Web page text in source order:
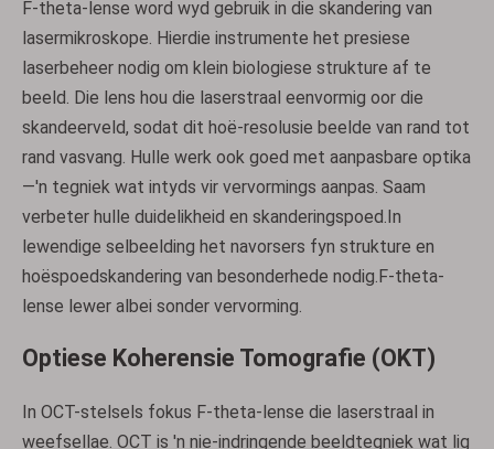
F-theta-lense word wyd gebruik in die skandering van
lasermikroskope. Hierdie instrumente het presiese
laserbeheer nodig om klein biologiese strukture af te
beeld. Die lens hou die laserstraal eenvormig oor die
skandeerveld, sodat dit hoë-resolusie beelde van rand tot
rand vasvang. Hulle werk ook goed met aanpasbare optika
—'n tegniek wat intyds vir vervormings aanpas. Saam
verbeter hulle duidelikheid en skanderingspoed.In
lewendige selbeelding het navorsers fyn strukture en
hoëspoedskandering van besonderhede nodig.F-theta-
lense lewer albei sonder vervorming.
Optiese Koherensie Tomografie (OKT)
In OCT-stelsels fokus F-theta-lense die laserstraal in
weefsellae. OCT is 'n nie-indringende beeldtegniek wat lig